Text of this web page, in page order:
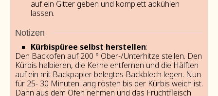
auf ein Gitter geben und komplett abkühlen
lassen.
Notizen
Kürbispüree selbst herstellen:
Den Backofen auf 200 ° Ober-/Unterhitze stellen. Den
Kürbis halbieren, die Kerne entfernen und die Hälften
auf ein mit Backpapier belegtes Backblech legen. Nun
für 25- 30 Minuten lang rösten bis der Kürbis weich ist.
Dann aus dem Ofen nehmen und das Fruchtfleisch